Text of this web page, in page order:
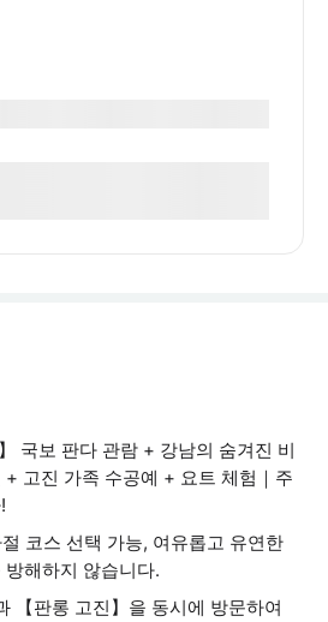
국보 판다 관람 + 강남의 숨겨진 비
고진 가족 수공예 + 요트 체험｜주
코스 선택 가능, 여유롭고 유연한
해하지 않습니다.
【판롱 고진】을 동시에 방문하여